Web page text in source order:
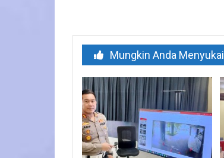
Mungkin Anda Menyukai